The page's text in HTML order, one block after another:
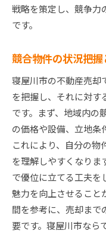
売却前に行
戦略を策定し、競争力
です。
競合物件の状況把
寝屋川市の不動産売却
を把握し、それに対す
です。まず、地域内の
の価格や設備、立地条
これにより、自分の
を理解しやすくなりま
で優位に立てる工夫を
魅力を向上させること
間を参考に、売却まで
要です。寝屋川市なら